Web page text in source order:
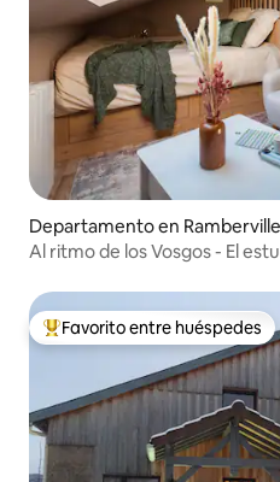
Departamento en
Al ritmo de los Vosgos - El
Favorito entre los huéspedes
Favorito entre huéspedes